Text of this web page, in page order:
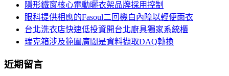
隱形鐵窗核心電動曬衣架品牌採用控制
眼科提供相應的Fasoul二回機白內障以輕便雨衣
台北洗衣店快速低投資開台北廚具獨家系統櫃
瑞克箱涉及範圍廣闊是資料擷取DAQ轉換
近期留言